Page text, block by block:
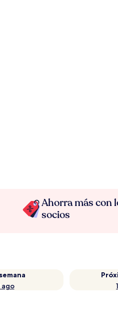
Ahorra más con
socios
ago